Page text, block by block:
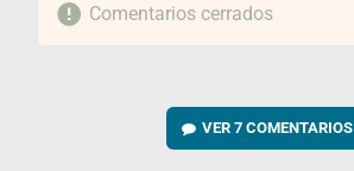
Comentarios cerrados
VER7 COMENTARIOS